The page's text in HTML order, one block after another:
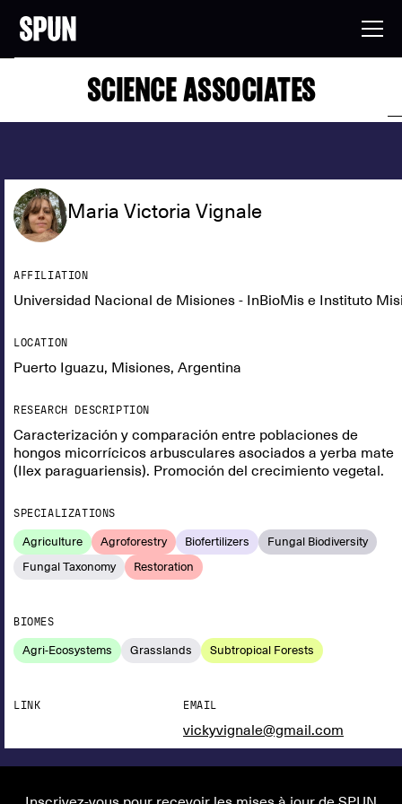
SCIENCE ASSOCIATES
Maria Victoria Vignale
AFFILIATION
Universidad Nacional de Misiones - InBioMis e Instituto
LOCATION
Puerto Iguazu, Misiones, Argentina
RESEARCH DESCRIPTION
Caracterización y comparación entre poblaciones de
hongos micorrícicos arbusculares asociados a yerba mate
(Ilex paraguariensis). Promoción del crecimiento vegetal.
SPECIALIZATIONS
Agriculture Agroforestry Biofertilizers
Fungal Biodiversity
Fungal Taxonomy
Restoration
BIOMES
Agri-Ecosystems Grasslands Subtropical Forests
LINK EMAIL
vickyvignale@gmail.com